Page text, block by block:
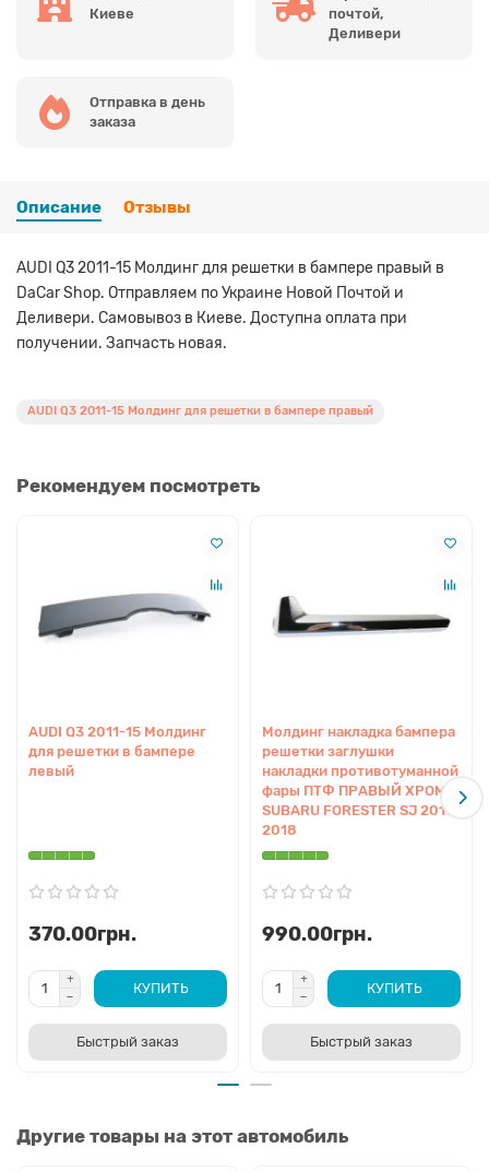
Киеве
почтой,
Деливери
Отправка в день
заказа
Описание Отзывы
AUDI Q3 2011-15 Молдинг для решетки в бампере правый в
DaCar Shop. Отправляем по Украине Новой Почтой и
Деливери. Самовывоз в Киеве. Доступна оплата при
получении. Запчасть новая.
AUDI Q3 2011-15 Молдинг для решетки в бампере правый
Рекомендуем посмотреть
AUDI Q3 2011-15 Молдинг
для решетки в бампере
левый
370.00грн.
КУПИТЬ
Быстрый заказ
Молдинг накладка бампера
решетки заглушки
накладки противотуманной
фары ПТФ ПРАВЫЙ ХРОМ
SUBARU FORESTER SJ 2017
2018
990.00грн.
КУПИТЬ
Быстрый заказ
Другие товары на этот автомобиль